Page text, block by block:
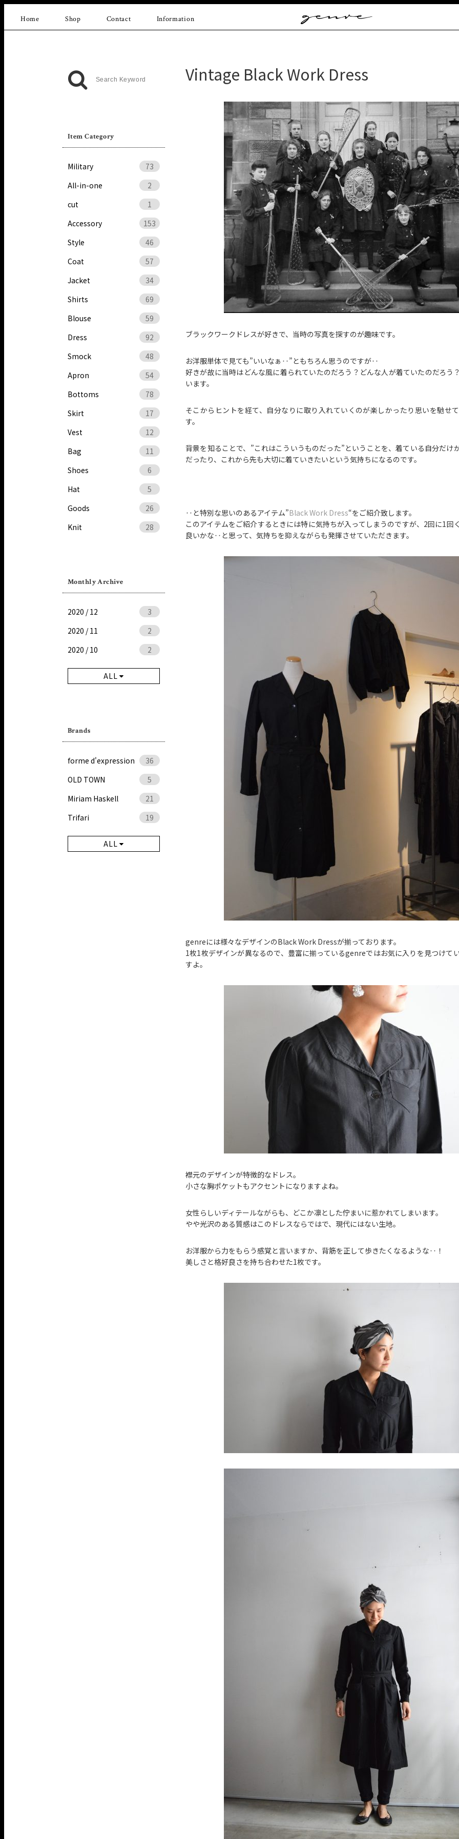
Vintage
Home Shop Contact Information
Item Category
Military
73
All-in-one
2
cut
1
Accessory
153
Style
46
Coat
57
Jacket
34
Shirts
69
Blouse
59
Dress
92
Smock
48
Apron
54
Bottoms
78
Skirt
17
Vest
12
Bag
11
Shoes
6
Hat
5
Goods
26
Knit
28
Monthly Archive
2020 / 12
3
2020 / 11
2
2020 / 10
2
ALL
Brands
forme d'expression
36
OLD TOWN
5
Miriam Haskell
21
Trifari
19
ALL
Vintage Black Work Dress
ブラックワークドレスが好きで、当時の写真を探すのが趣味です。
お洋服単体で見ても”いいなぁ‥”ともちろん思うのですが‥
好きが故に当時はどんな風に着られていたのだろう？どんな人が着ていたのだろう
います。
そこからヒントを経て、自分なりに取り入れていくのが楽しかったり思いを馳せ
す。
背景を知ることで、”これはこういうものだった”ということを、着ている自分だけ
だったり、これから先も大切に着ていきたいという気持ちになるのです。
‥と特別な思いのあるアイテム”Black Work Dress“をご紹介致します。
このアイテムをご紹介するときには特に気持ちが入ってしまうのですが、2回に1回
良いかな‥と思って、気持ちを抑えながらも発揮させていただきます。
genreには様々なデザインのBlack Work Dressが揃っております。
1枚1枚デザインが異なるので、豊富に揃っているgenreではお気に入りを見つけて
すよ。
襟元のデザインが特徴的なドレス。
小さな胸ポケットもアクセントになりますよね。
女性らしいディテールながらも、どこか凛とした佇まいに惹かれてしまいます。
やや光沢のある質感はこのドレスならではで、現代にはない生地。
お洋服から力をもらう感覚と言いますか、背筋を正して歩きたくなるような‥！
美しさと格好良さを持ち合わせた1枚です。